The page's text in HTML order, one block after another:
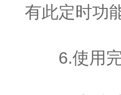
有此定时功
6.使用完